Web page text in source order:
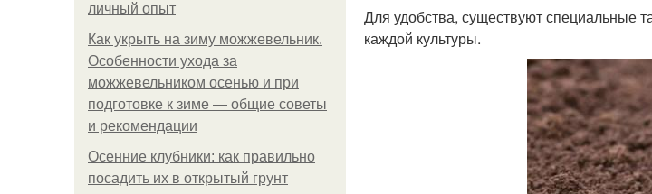
личный опыт
Как укрыть на зиму можжевельник.
Особенности ухода за
можжевельником осенью и при
подготовке к зиме — общие советы
и рекомендации
Осенние клубники: как правильно
посадить их в открытый грунт
Для удобства, существуют специальные
каждой культуры.